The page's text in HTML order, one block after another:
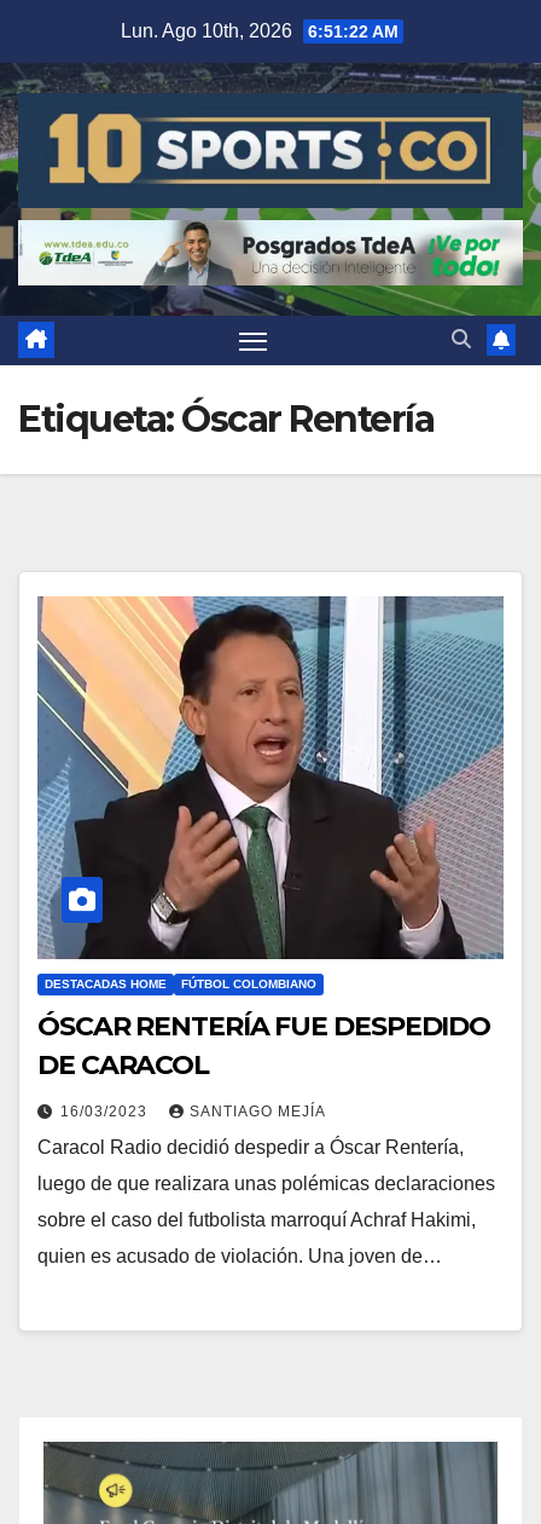
Lun. Ago 10th, 2026 6:51:23 AM
Etiqueta:Óscar Rentería
DESTACADAS HOME FÚTBOL COLOMBIANO
ÓSCAR RENTERÍA FUE DESPEDIDO
DE CARACOL
16/03/2023 SANTIAGO MEJÍA
Caracol Radio decidió despedir a Óscar Rentería,
luego de que realizara unas polémicas declaraciones
sobre el caso del futbolista marroquí Achraf Hakimi,
quien es acusado de violación. Una joven de…